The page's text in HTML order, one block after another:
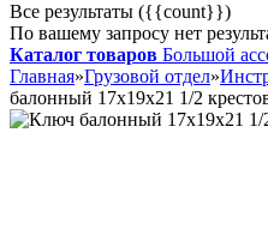
Все результаты ({{count}})
По вашему запросу нет
Каталог товаров Большой
Главная»Грузовой отдел»
балонный 17х19х21 1/2